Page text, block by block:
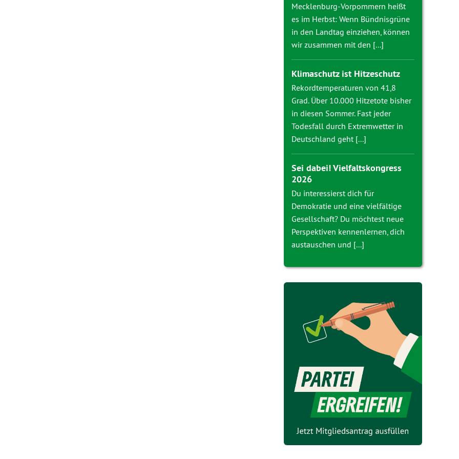
Mecklenburg-Vorpommern heißt
es im Herbst: Wenn Bündnisgrüne
in den Landtag einziehen, können
wir zusammen mit den [...]
Klimaschutz ist Hitzeschutz
Rekordtemperaturen von 41,8
Grad. Über 10.000 Hitzetote bisher
in diesen Sommer. Fast jeder
Todesfall durch Extremwetter in
Deutschland geht [...]
Sei dabei! Vielfaltskongress
2026
Du interessierst dich für
Demokratie und eine vielfältige
Gesellschaft? Du möchtest neue
Perspektiven kennenlernen, dich
austauschen und [...]